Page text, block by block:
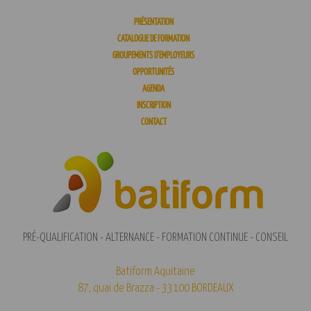
PRÉSENTATION
CATALOGUE DE FORMATION
GROUPEMENTS D’EMPLOYEURS
OPPORTUNITÉS
AGENDA
INSCRIPTION
CONTACT
PRÉ-QUALIFICATION - ALTERNANCE - FORMATION CONTINUE - CONSEIL
Batiform Aquitaine
87, quai de Brazza - 33100 BORDEAUX